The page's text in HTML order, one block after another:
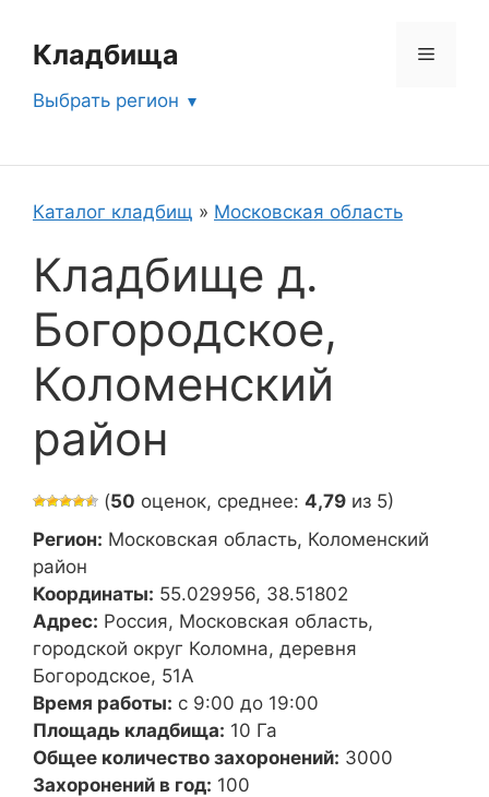
содержимому
Кладбища Меню
Выбрать регион
Каталог кладбищ » Московская область
Кладбище д.
Богородское,
Коломенский
район
(50 оценок, среднее: 4,79 из 5)
Регион: Московская область, Коломенский
район
Координаты: 55.029956, 38.51802
Адрес: Россия, Московская область,
городской округ Коломна, деревня
Богородское, 51А
Время работы: с 9:00 до 19:00
Площадь кладбища: 10 Га
Общее количество захоронений: 3000
Захоронений в год: 100